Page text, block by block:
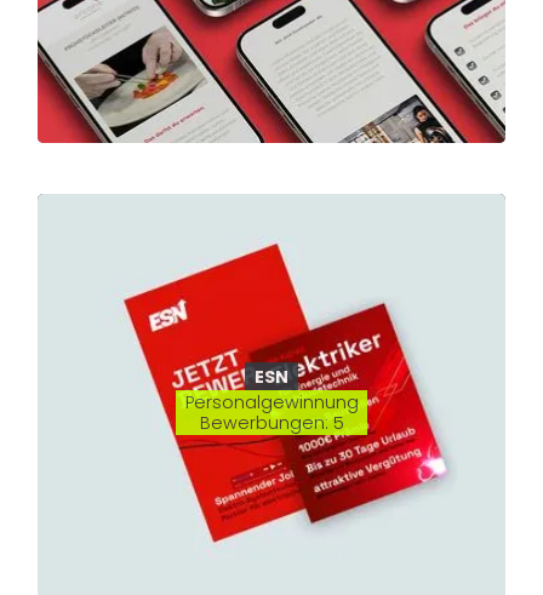
ESN
Personalgewinnung
Bewerbungen: 5